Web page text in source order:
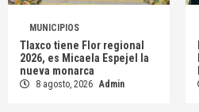
MUNICIPIOS
Tlaxco tiene Flor regional
2026, es Micaela Espejel la
nueva monarca
8 agosto, 2026 Admin